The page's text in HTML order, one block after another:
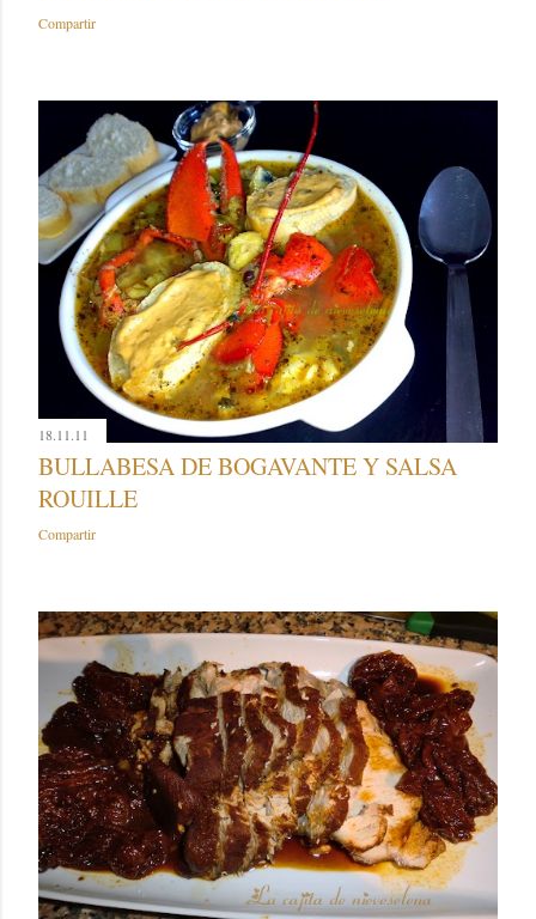
Compartir
18.11.11
BULLABESA DE BOGAVANTE Y SALSA
ROUILLE
Compartir